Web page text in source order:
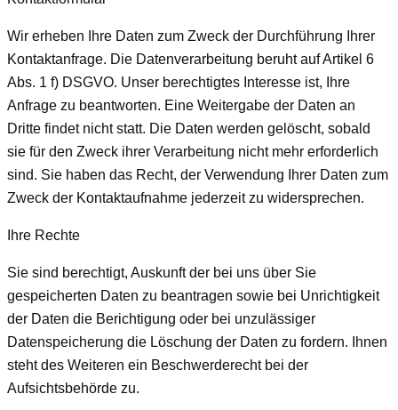
Wir erheben Ihre Daten zum Zweck der Durchführung Ihrer
Kontaktanfrage. Die Datenverarbeitung beruht auf Artikel 6
Abs. 1 f) DSGVO. Unser berechtigtes Interesse ist, Ihre
Anfrage zu beantworten. Eine Weitergabe der Daten an
Dritte findet nicht statt. Die Daten werden gelöscht, sobald
sie für den Zweck ihrer Verarbeitung nicht mehr erforderlich
sind. Sie haben das Recht, der Verwendung Ihrer Daten zum
Zweck der Kontaktaufnahme jederzeit zu widersprechen.
Ihre Rechte
Sie sind berechtigt, Auskunft der bei uns über Sie
gespeicherten Daten zu beantragen sowie bei Unrichtigkeit
der Daten die Berichtigung oder bei unzulässiger
Datenspeicherung die Löschung der Daten zu fordern. Ihnen
steht des Weiteren ein Beschwerderecht bei der
Aufsichtsbehörde zu.